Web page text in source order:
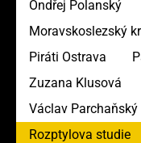
Ondřej Polanský
Moravskoslezský
Piráti Ostrava
Zuzana Klusová
Václav Parchaňský
Rozptylova studie